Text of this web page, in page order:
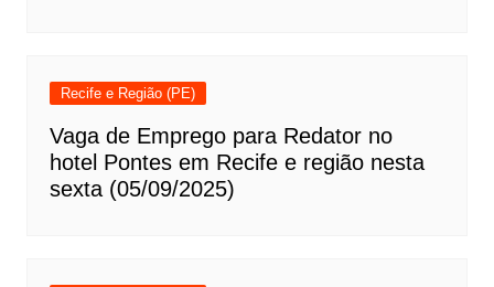
Recife e Região (PE)
Vaga de Emprego para Redator no
hotel Pontes em Recife e região nesta
sexta (05/09/2025)